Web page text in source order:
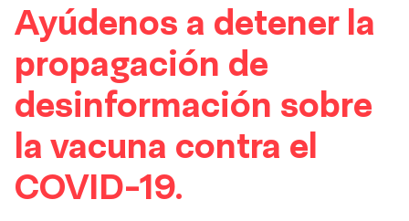
Ayúdenos a detener la
propagación de
desinformación sobre
la vacuna contra el
COVID-19.